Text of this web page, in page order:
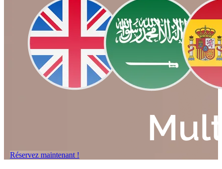
Réservez maintenant !